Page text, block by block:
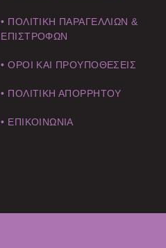
• ΠΟΛΙΤΙΚΗ ΠΑΡΑΓΕΛΛΙΩΝ &
ΕΠΙΣΤΡΟΦΩΝ
• ΟΡΟΙ ΚΑΙ ΠΡΟΥΠΟΘΕΣΕΙΣ
• ΠΟΛΙΤΙΚΗ ΑΠΟΡΡΗΤΟΥ
• ΕΠΙΚΟΙΝΩΝΙΑ